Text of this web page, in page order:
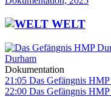
WELT
Durham
Dokumentation
21:05 Das Gefängnis
22:00 Das Gefängnis